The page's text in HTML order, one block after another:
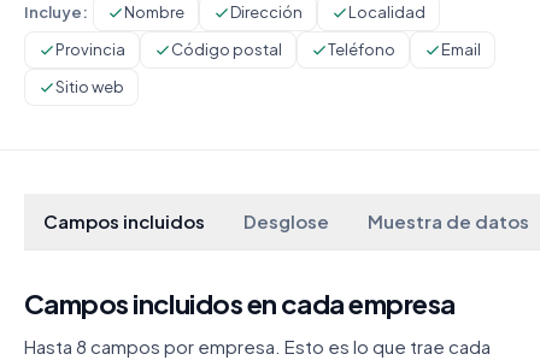
Incluye: Nombre Dirección
Localidad
Provincia
Código postal Teléfono
Email
Sitio web
Campos incluidos Desglose Muestra de datos
Campos incluidos en cada empresa
Hasta 8 campos por empresa. Esto es lo que trae cada